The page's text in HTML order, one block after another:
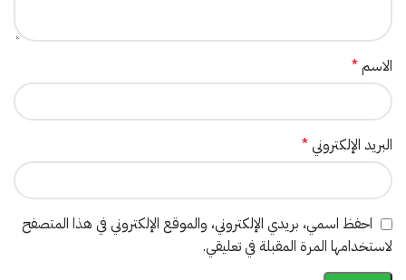
الاسم*
البريد الإلكتروني*
احفظ اسمي، بريدي الإلكتروني، والموقع الإلكتروني في هذا المتصفح
لاستخدامها المرة المقبلة في تعليقي.